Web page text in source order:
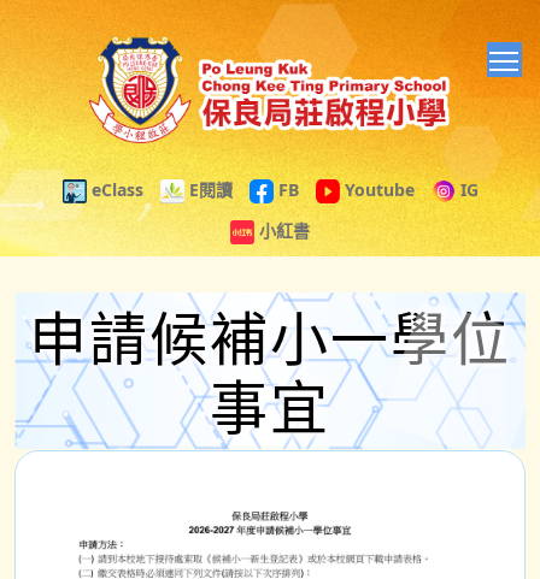
eClass E閱讀 FB Youtube
IG
小紅書
申請候補小一學位
事宜